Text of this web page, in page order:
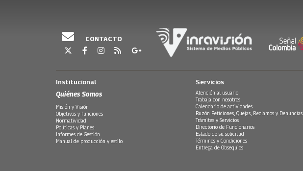
CONTACTO
Institucional
Quiénes Somos
Misión y Visión
Objetivos y funciones
Normatividad
Políticas y Planes
Informes de Gestión
Manual de producción y estilo
Servicios
Atención al usuario
Trabaja con nosotros
Calendario de actividades
Buzón Peticiones, Quejas, Reclamos y Denuncias
Trámites y Servicios
Directorio de Funcionarios
Estado de su solicitud
Términos y Condiciones
Entrega de Obsequios